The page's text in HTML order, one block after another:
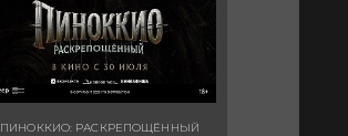
ПИНОККИО: РАСКРЕПОЩЁННЫЙ